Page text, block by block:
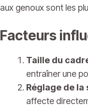
aux genoux sont les
Facteurs
Taille du
entraîner une
Réglage de la
affecte